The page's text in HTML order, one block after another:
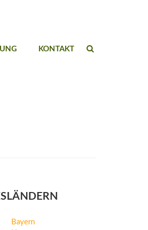
KONTAKT
Bayern